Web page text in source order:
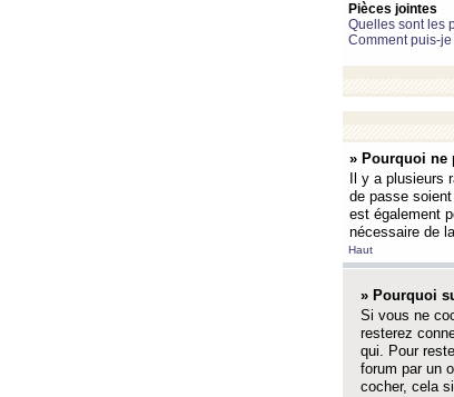
Pièces jointes
Quelles sont les
Comment puis-
» Pourquoi ne
Il y a
de passe
est également
nécessaire de
Haut
» Pourquoi
Si vous ne
resterez
qui. Pour
forum par un
cocher, cela